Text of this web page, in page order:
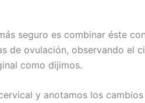
seguro es combinar éste
de ovulación, observando el
como dijimos.
y anotamos los